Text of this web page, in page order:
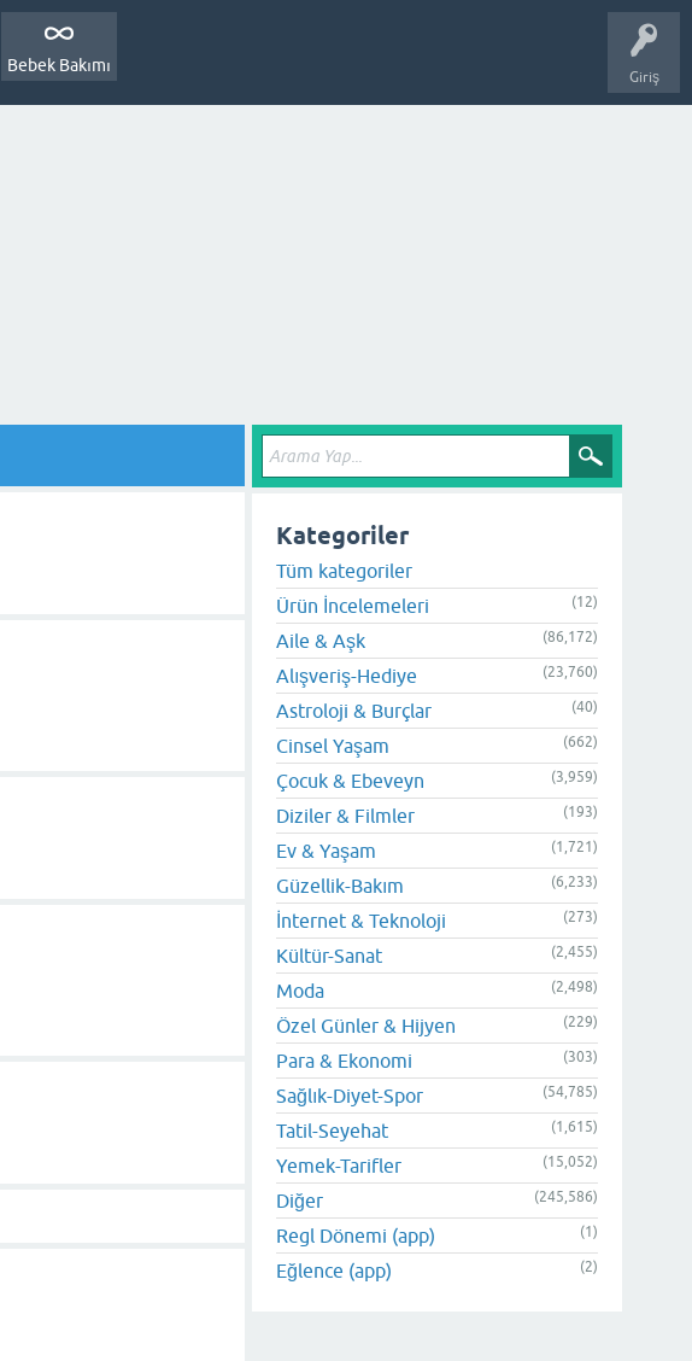
Giriş
Bebek Bakımı
Kategoriler
Tüm kategoriler
Ürün İncelemeleri
(12)
Aile & Aşk (86,172)
Alışveriş-Hediye (23,760)
Astroloji & Burçlar (40)
Cinsel Yaşam (662)
Çocuk & Ebeveyn (3,959)
Diziler & Filmler (193)
Ev & Yaşam (1,721)
Güzellik-Bakım (6,233)
İnternet & Teknoloji (273)
Kültür-Sanat (2,455)
Moda (2,498)
Özel Günler & Hijyen (229)
Para & Ekonomi (303)
Sağlık-Diyet-Spor (54,785)
Tatil-Seyehat (1,615)
Yemek-Tarifler (15,052)
Diğer (245,586)
Regl Dönemi (app) (1)
Eğlence (app) (2)